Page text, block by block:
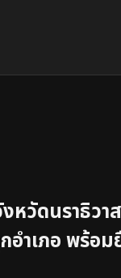
หวัดนราธิวาส
ำเภอ พร้อ